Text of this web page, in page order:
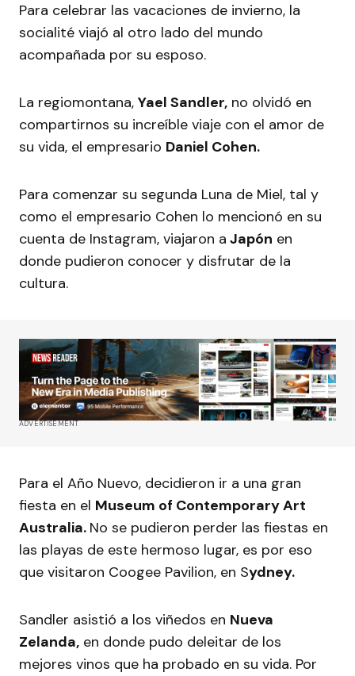
Para celebrar las vacaciones de invierno, la
socialité viajó al otro lado del mundo
acompañada por su esposo.
La regiomontana, Yael Sandler, no olvidó en
compartirnos su increíble viaje con el amor de
su vida, el empresario Daniel Cohen.
Para comenzar su segunda Luna de Miel, tal y
como el empresario Cohen lo mencionó en su
cuenta de Instagram, viajaron a Japón en
donde pudieron conocer y disfrutar de la
cultura.
ADVERTISEMENT
Para el Año Nuevo, decidieron ir a una gran
fiesta en el Museum of Contemporary Art
Australia. No se pudieron perder las fiestas en
las playas de este hermoso lugar, es por eso
que visitaron Coogee Pavilion, en Sydney.
Sandler asistió a los viñedos en Nueva
Zelanda, en donde pudo deleitar de los
mejores vinos que ha probado en su vida. Por